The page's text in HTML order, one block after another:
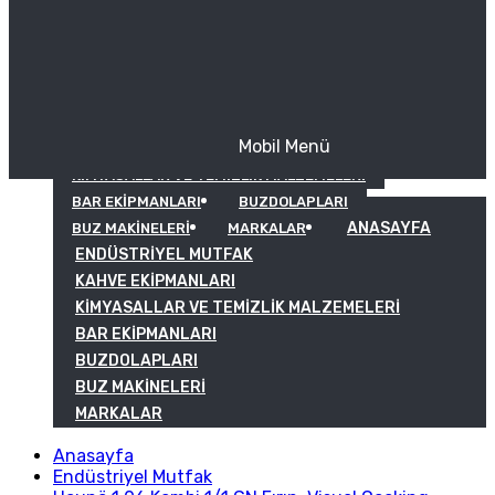
KIMYASALLAR VE TEMIZLIK MALZEMELERI
BAR EKIPMANLARI
BUZDOLAPLARI
BUZ MAKINELERI
MARKALAR
Mobil Menü
ANASAYFA
ENDÜSTRIYEL MUTFAK
KAHVE EKIPMANLARI
KIMYASALLAR VE TEMIZLIK MALZEMELERI
BAR EKIPMANLARI
BUZDOLAPLARI
BUZ MAKINELERI
MARKALAR
Anasayfa
Endüstriyel Mutfak